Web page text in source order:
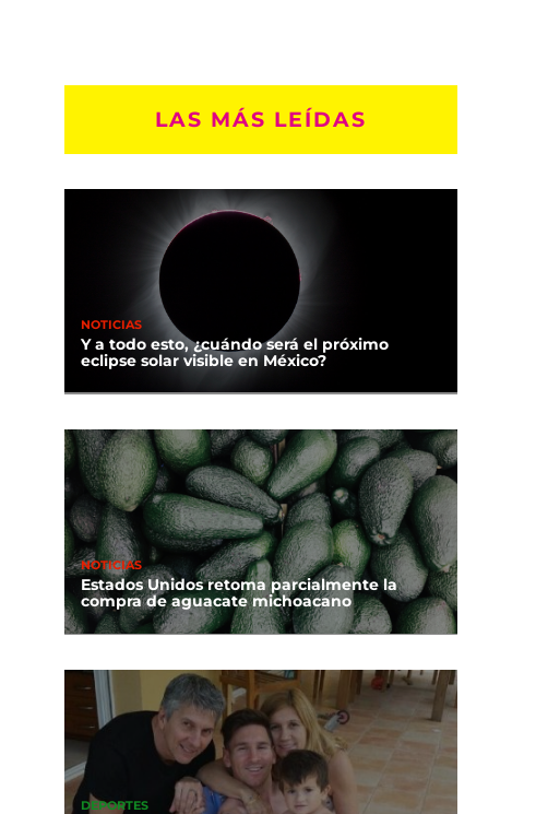
LAS MÁS LEÍDAS
NOTICIAS
Y a todo esto, ¿cuándo será el próximo
eclipse solar visible en México?
NOTICIAS
Estados Unidos retoma parcialmente la
compra de aguacate michoacano
DEPORTES